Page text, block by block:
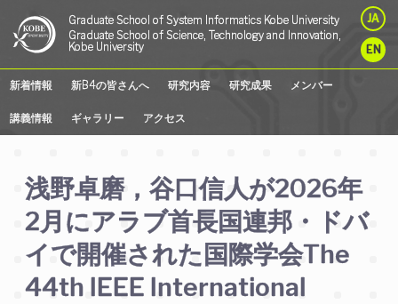
Graduate School of System Informatics Kobe University
Graduate School of Science, Technology and Innovation,
Kobe University
JA
EN
新着情報 新B4の皆さんへ 研究内容 研究成果 メンバー
講義情報 ギャラリー アクセス
浅野卓磨，谷口信人が2026年
2月にアラブ首長国連邦・ドバ
イで開催された国際学会The
44th IEEE International